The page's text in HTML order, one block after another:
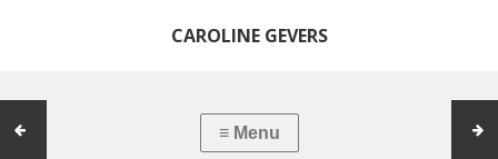
CAROLINE GEVERS